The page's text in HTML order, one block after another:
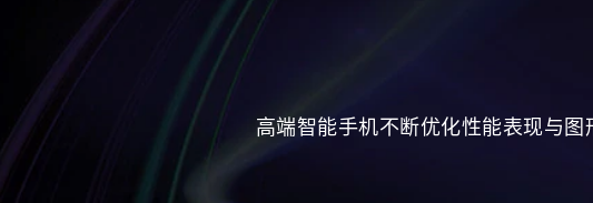
高端智能手机不断优化性能表现与